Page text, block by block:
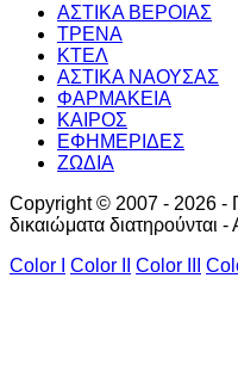
ΑΣΤΙΚΑ ΒΕΡΟΙΑΣ
ΤΡΕΝΑ
ΚΤΕΛ
ΑΣΤΙΚΑ ΝΑΟΥΣΑΣ
ΦΑΡΜΑΚΕΙΑ
ΚΑΙΡΟΣ
ΕΦΗΜΕΡΙΔΕΣ
ΖΩΔΙΑ
Copyright © 2007 - 2026 -
δικαιώματα διατηρούνται
Color I
Color II Color III